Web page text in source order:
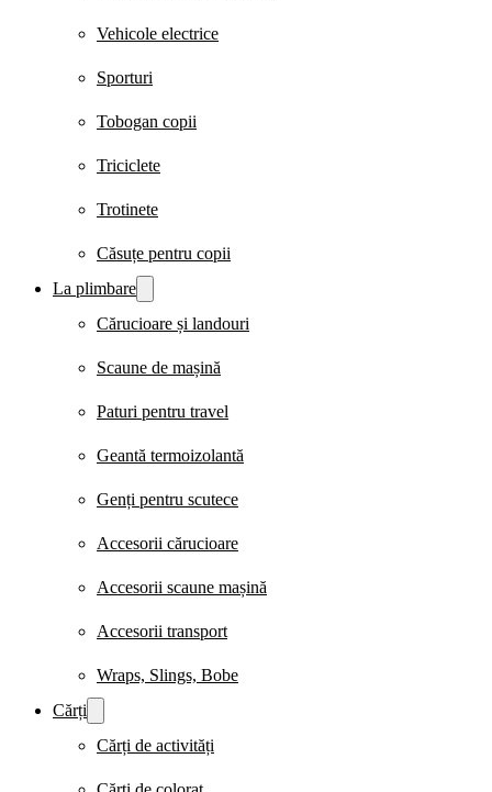
Vehicole electrice
Sporturi
Tobogan copii
Triciclete
Trotinete
Căsuțe pentru copii
La plimbare
Cărucioare și landouri
Scaune de mașină
Paturi pentru travel
Geantă termoizolantă
Genți pentru scutece
Accesorii cărucioare
Accesorii scaune mașină
Accesorii transport
Wraps, Slings, Bobe
Cărți
Cărți de activități